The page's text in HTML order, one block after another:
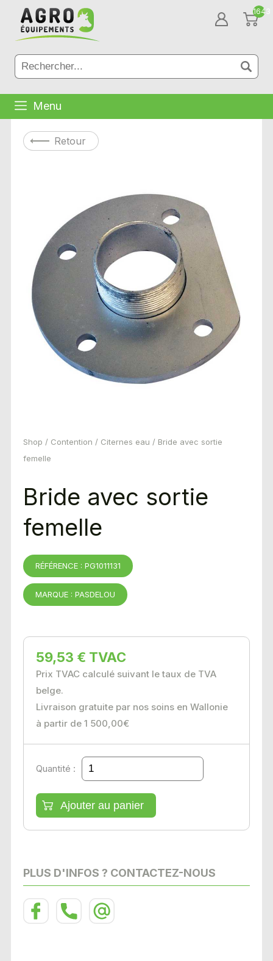
1643
Menu
Retour
Shop / Contention / Citernes eau / Bride avec sortie
femelle
Bride avec sortie
femelle
RÉFÉRENCE : PG1011131
MARQUE : PASDELOU
59,53 € TVAC
Prix TVAC calculé suivant le taux de TVA
belge.
Livraison gratuite par nos soins en Wallonie
à partir de 1 500,00€
Quantité :
PLUS D'INFOS ? CONTACTEZ-NOUS